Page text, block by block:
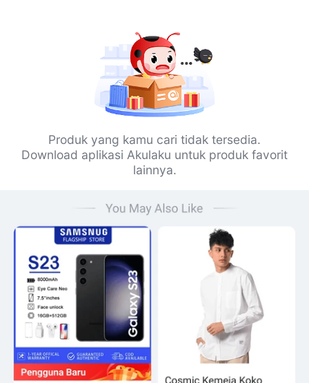
Produk yang kamu cari tidak tersedia.
Download aplikasi Akulaku untuk produk favorit
lainnya.